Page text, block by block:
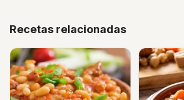
Recetas relacionadas